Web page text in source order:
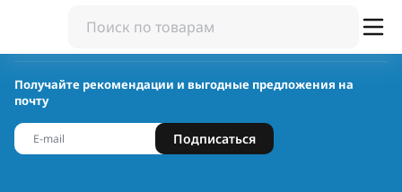
Получайте рекомендации и выгодные предложения на
почту
Подписаться